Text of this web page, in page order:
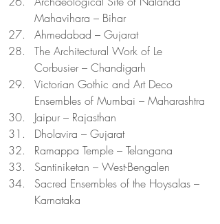
Mahavihara – Bihar
Ahmedabad – Gujarat
The Architectural Work of Le
Corbusier – Chandigarh
Victorian Gothic and Art Deco
Ensembles of Mumbai – Maharashtra
Jaipur – Rajasthan
Dholavira – Gujarat
Ramappa Temple – Telangana
Santiniketan – West-Bengalen
Sacred Ensembles of the Hoysalas –
Karnataka